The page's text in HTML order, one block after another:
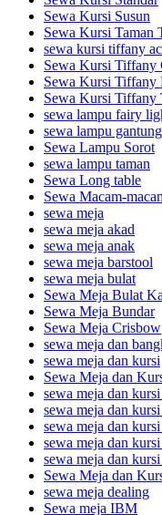
Sewa Kursi Susun
Sewa Kursi Taman
sewa kursi tiffany
Sewa Kursi Tiffany
Sewa Kursi Tiffany
Sewa Kursi Tiffany
sewa lampu fairy
sewa lampu gantung
Sewa Lampu Sorot
sewa lampu taman
Sewa Long table
Sewa Macam-
sewa meja
sewa meja akad
sewa meja anak
sewa meja barstool
sewa meja bulat
Sewa Meja Bulat
Sewa Meja Bundar
Sewa Meja Crisbow
sewa meja dan
sewa meja dan kursi
Sewa Meja dan
sewa meja dan
sewa meja dan
sewa meja dan
sewa meja dan
sewa meja dan
Sewa Meja dan
sewa meja dealing
Sewa meja IBM